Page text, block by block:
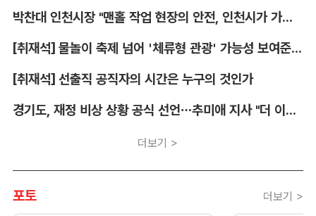
박찬대 인천시장 "맨홀 작업 현장의 안전, 인천시가 가장 앞장서겠다"
[취재석] 물놀이 축제 넘어 '체류형 관광' 가능성 보여준 안동 水페스타
[취재석] 선출직 공직자의 시간은 누구의 것인가
경기도, 재정 비상 상황 공식 선언…추미애 지사 "더 이상 끌어다 쓸 재원 없어"
더보기 >
포토 더보기 >